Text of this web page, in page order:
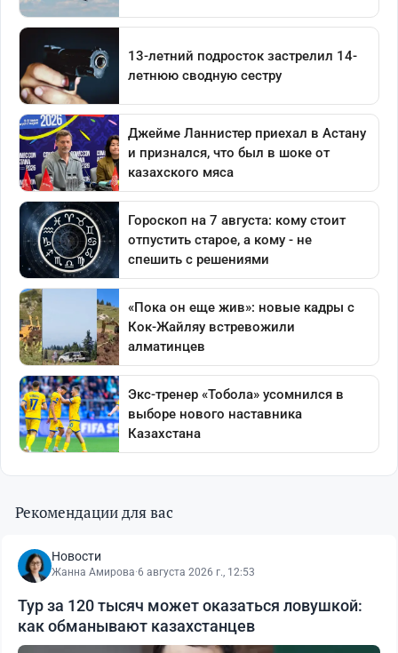
Рекомендации для вас
Новости
Жанна Амирова·6 августа 2026 г., 12:53
Тур за 120 тысяч может оказаться ловушкой:
как обманывают казахстанцев